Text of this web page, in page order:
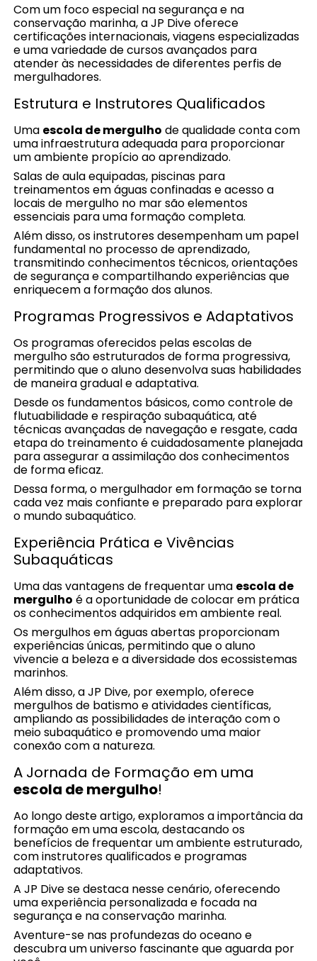
Com um foco especial na segurança e na
conservação marinha, a JP Dive oferece
certificações internacionais, viagens especializadas
e uma variedade de cursos avançados para
atender às necessidades de diferentes perfis de
mergulhadores.
Estrutura e Instrutores Qualificados
Uma escola de mergulho de qualidade conta com
uma infraestrutura adequada para proporcionar
um ambiente propício ao aprendizado.
Salas de aula equipadas, piscinas para
treinamentos em águas confinadas e acesso a
locais de mergulho no mar são elementos
essenciais para uma formação completa.
Além disso, os instrutores desempenham um papel
fundamental no processo de aprendizado,
transmitindo conhecimentos técnicos, orientações
de segurança e compartilhando experiências que
enriquecem a formação dos alunos.
Programas Progressivos e Adaptativos
Os programas oferecidos pelas escolas de
mergulho são estruturados de forma progressiva,
permitindo que o aluno desenvolva suas habilidades
de maneira gradual e adaptativa.
Desde os fundamentos básicos, como controle de
flutuabilidade e respiração subaquática, até
técnicas avançadas de navegação e resgate, cada
etapa do treinamento é cuidadosamente planejada
para assegurar a assimilação dos conhecimentos
de forma eficaz.
Dessa forma, o mergulhador em formação se torna
cada vez mais confiante e preparado para explorar
o mundo subaquático.
Experiência Prática e Vivências
Subaquáticas
Uma das vantagens de frequentar uma escola de
mergulho é a oportunidade de colocar em prática
os conhecimentos adquiridos em ambiente real.
Os mergulhos em águas abertas proporcionam
experiências únicas, permitindo que o aluno
vivencie a beleza e a diversidade dos ecossistemas
marinhos.
Além disso, a JP Dive, por exemplo, oferece
mergulhos de batismo e atividades científicas,
ampliando as possibilidades de interação com o
meio subaquático e promovendo uma maior
conexão com a natureza.
A Jornada de Formação em uma
escola de mergulho!
Ao longo deste artigo, exploramos a importância da
formação em uma escola, destacando os
benefícios de frequentar um ambiente estruturado,
com instrutores qualificados e programas
adaptativos.
A JP Dive se destaca nesse cenário, oferecendo
uma experiência personalizada e focada na
segurança e na conservação marinha.
Aventure-se nas profundezas do oceano e
descubra um universo fascinante que aguarda por